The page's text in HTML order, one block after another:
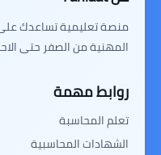
منصة تعليمية تساعدك
المهنية من الصفر حتى
روابط مهمة
تعلم المحاسبة
الشهادات المحاسبية